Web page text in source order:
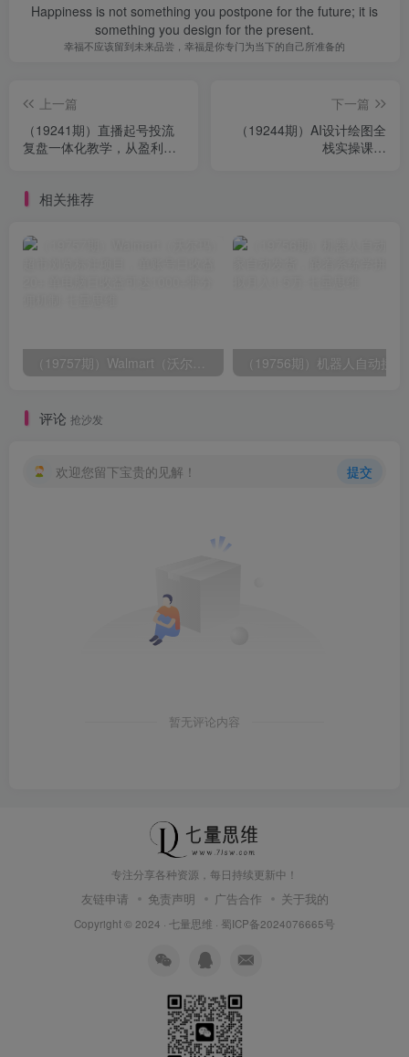
Happiness is not something you postpone for the future; it is
something you design for the present.
幸福不应该留到未来品尝，幸福是你专门为当下的自己所准备的
上一篇
（19241期）直播起号投流
复盘一体化教学，从盈利思
下一篇
（19244期）AI设计绘图全
栈实操课，
相关推荐
评论 抢沙发
欢迎您留下宝贵的见解！ 提交
暂无评论内容
专注分享各种资源，每日持续更新中！
友链申请 免责声明 广告合作 关于我的
Copyright © 2024 · 七量思维 · 蜀ICP备2024076665号